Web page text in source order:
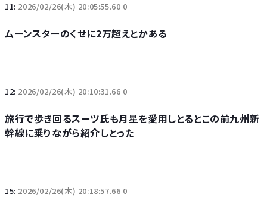
11: 2026/02/26(木) 20:05:55.60 0
ムーンスターのくせに2万超えとかある
12: 2026/02/26(木) 20:10:31.66 0
旅行で歩き回るスーツ氏も月星を愛用しとるとこの前九州新
幹線に乗りながら紹介しとった
15: 2026/02/26(木) 20:18:57.66 0